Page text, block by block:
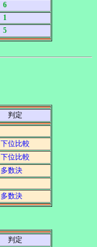
6
1
5
判定
下位比較
下位比較
多数決
多数決
判定